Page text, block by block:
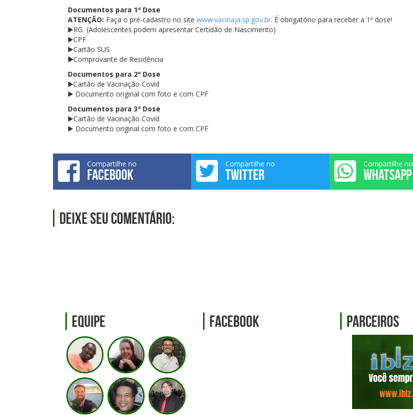
Documentos para 1ª Dose
ATENÇÃO: Faça o pré-cadastro no site www.vacinaja.sp.gov.br. É obrigatório para receber a 1ª dose!
▶️RG (Adolescentes podem apresentar Certidão de Nascimento)
▶️CPF
▶️Cartão SUS
▶️Comprovante de Residência
Documentos para 2ª Dose
▶️Cartão de Vacinação Covid
▶️ Documento original com foto e com CPF
Documentos para 3ª Dose
▶️Cartão de Vacinação Covid
▶️ Documento original com foto e com CPF
Compartilhe no
FACEBOOK
Compartilhe no
TWITTER
Compartilhe no
WHATSAPP
Deixe seu comentário:
Equipe Facebook Parceiros